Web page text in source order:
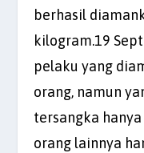
berhasil
kilogram.19
pelaku yang
orang, namun
tersangka
orang lainnya